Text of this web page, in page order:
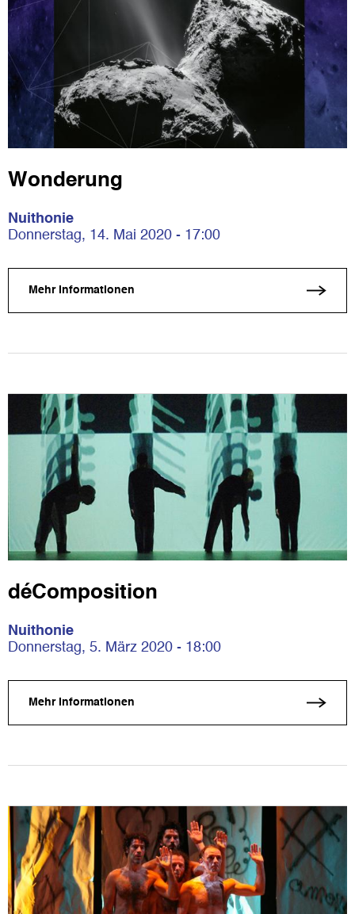
Wonderung
Nuithonie
Donnerstag, 14. Mai 2020 - 17:00
Mehr Informationen
déComposition
Nuithonie
Donnerstag, 5. März 2020 - 18:00
Mehr Informationen